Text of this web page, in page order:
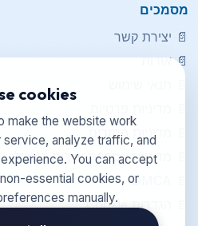
מסמכים
📄 יצירת קשר
📄אודות
מדיניות החזרים
מדיניות אספקת שירות דיגיטלי
DMCA
הגדרות Cookie
cookies
make the website work
analyze traffic, and
You can accept
essential cookies, or
manually.